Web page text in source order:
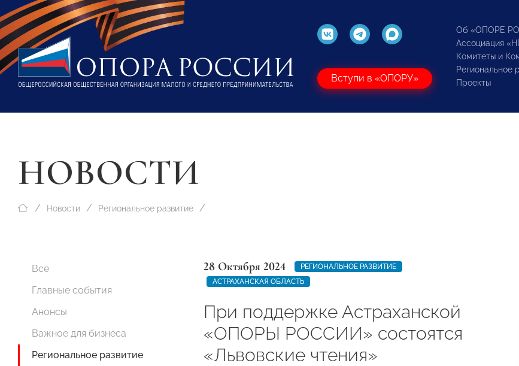
Вступи в «ОПОРУ»
Об «ОПОРЕ
Ассоциация
Комитеты и
Региональное
Проекты
НОВОСТИ
Новости Региональное развитие
Все
Главные события
Анонсы
Важное для бизнеса
Региональное развитие
28 Октября 2024
РЕГИОНАЛЬНОЕ РАЗВИТИЕ
АСТРАХАНСКАЯ ОБЛАСТЬ
При поддержке Астраханской
«ОПОРЫ РОССИИ» состоятся
«Львовские чтения»